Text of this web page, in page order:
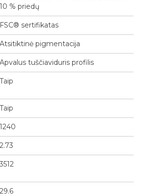
10 % priedų
FSC® sertifikatas
Atsitiktinė pigmentacija
Apvalus tuščiaviduris profilis
Taip
Taip
1240
2.73
3512
29.6